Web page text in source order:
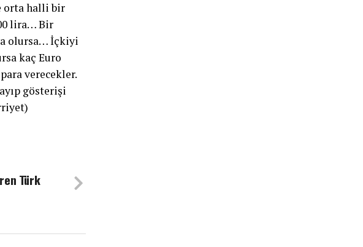
orta halli bir
lira… Bir
olursa… İçkiyi
kaç Euro
verecekler.
gösterişi
Türk